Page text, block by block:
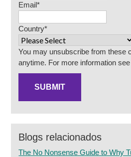
Email*
Country*
You may unsubscribe from these
anytime. For more information
Blogs relacionados
The No Nonsense Guide to Why